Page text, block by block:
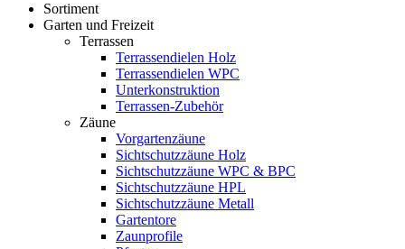
Sortiment
Garten und Freizeit
Terrassen
Terrassendielen Holz
Terrassendielen WPC
Unterkonstruktion
Terrassen-Zubehör
Zäune
Vorgartenzäune
Sichtschutzzäune Holz
Sichtschutzzäune WPC & BPC
Sichtschutzzäune HPL
Sichtschutzzäune Metall
Gartentore
Zaunprofile